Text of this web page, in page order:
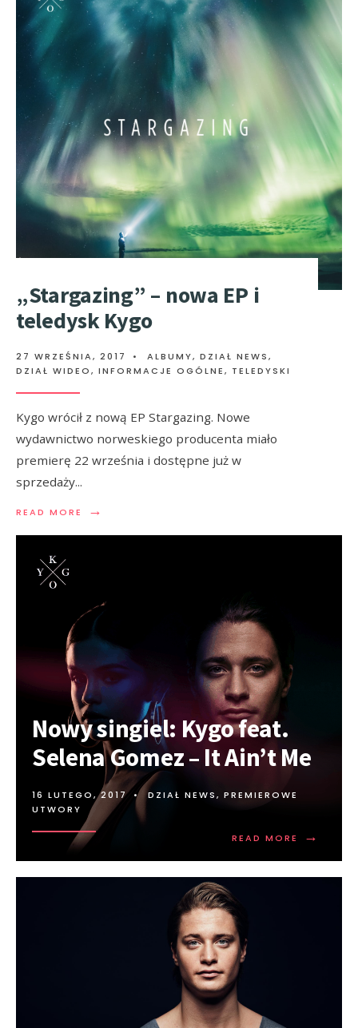
„Stargazing” – nowa EP i
teledysk Kygo
27 WRZEŚNIA, 2017 • ALBUMY, DZIAŁ NEWS,
DZIAŁ WIDEO, INFORMACJE OGÓLNE, TELEDYSKI
Kygo wrócił z nową EP Stargazing. Nowe
wydawnictwo norweskiego producenta miało
premierę 22 września i dostępne już w
sprzedaży...
READ MORE →
Nowy singiel: Kygo feat.
Selena Gomez – It Ain’t Me
16 LUTEGO, 2017 • DZIAŁ NEWS, PREMIEROWE
UTWORY
READ MORE →